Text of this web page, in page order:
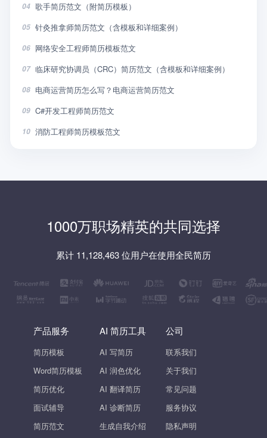
04 歌手简历范文（附简历模板）
05 针灸推拿师简历范文（含模板和详细案例）
06 网络安全工程师简历模板范文
07 临床研究协调员（CRC）简历范文（含模板和详细案例）
08 电商运营简历怎么写？电商运营简历范文
09 C#开发工程师简历范文
10 消防工程师简历模板范文
1000万职场精英的共同选择
累计 11,128,463 位用户在使用全民简历
产品服务
简历模板
Word简历模板
简历优化
面试辅导
简历范文
AI 简历工具
AI 写简历
AI 润色优化
AI 翻译简历
AI 诊断简历
生成自我介绍
公司
联系我们
关于我们
常见问题
服务协议
隐私声明